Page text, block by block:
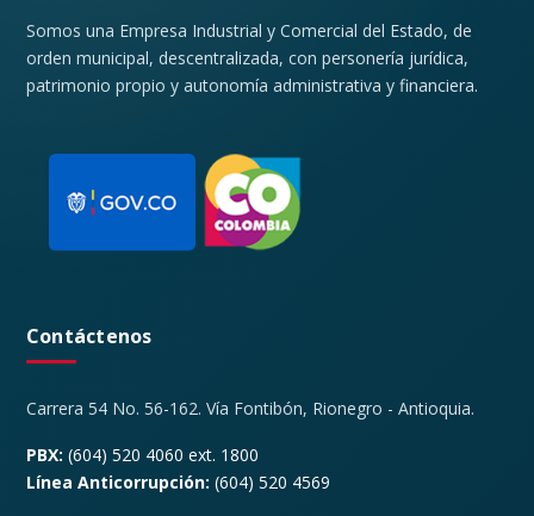
Somos una Empresa Industrial y Comercial del Estado, de
orden municipal, descentralizada, con personería jurídica,
patrimonio propio y autonomía administrativa y financiera.
Contáctenos
Carrera 54 No. 56-162. Vía Fontibón, Rionegro - Antioquia.
PBX: (604) 520 4060 ext. 1800
Línea Anticorrupción: (604) 520 4569